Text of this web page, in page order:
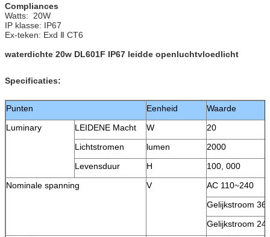
Compliances
Watts: 20W
IP klasse: IP67
Ex-teken: Exd Ⅱ CT6
waterdichte 20w DL601F IP67 leidde openluchtvloedlicht
Specificaties:
Punten Eenheid
Waarde
Luminary
LEIDENE Macht W
20
Lichtstromen
lumen
2000
Levensduur
H
100, 000
Nominale spanning
V
AC 110~240
Gelijkstroom 36
Gelijkstroom 24